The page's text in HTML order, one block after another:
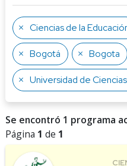
Ciencias de la
Bogotá Bogota
Universidad de Ciencias
Se encontró 1 programa
Página 1 de 1